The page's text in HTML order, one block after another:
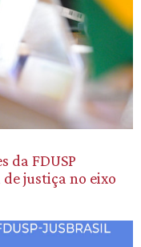
da FDUSP
justiça no eixo